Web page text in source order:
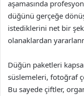
aşamasında
düğünü gerçeğe
istediklerini net bir
olanaklardan
Düğün paketleri
süslemeleri, fotoğraf
Bu sayede çiftler,